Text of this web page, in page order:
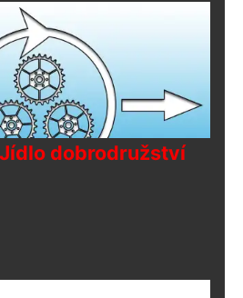
dobrodružství